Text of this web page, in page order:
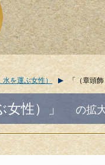
水を運ぶ女性） 「（章頭
女性）」 の拡